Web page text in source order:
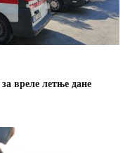
вреле летње дане